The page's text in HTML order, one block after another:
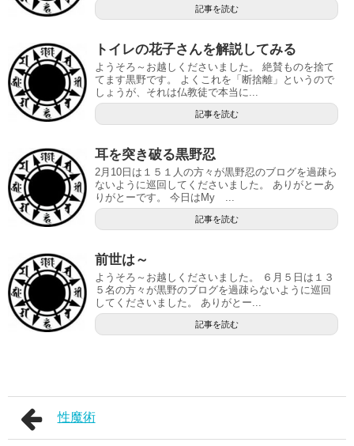
記事を読む
トイレの花子さんを解説してみる
ようそろ～お越しくださいました。 絶賛ものを捨て
てます黒野です。 よくこれを「断捨離」というので
しょうが、それは仏教徒で本当に...
記事を読む
耳を突き破る黒野忍
2月10日は１５１人の方々が黒野忍のブログを過疎ら
ないように巡回してくださいました。 ありがとーあ
りがとーです。 今日はMy ...
記事を読む
前世は～
ようそろ～お越しくださいました。 ６月５日は１３
５名の方々が黒野のブログを過疎らないように巡回
してくださいました。 ありがとー...
記事を読む
性魔術